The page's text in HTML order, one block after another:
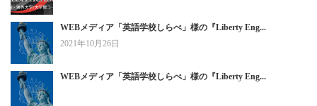
WEBメディア「英語学校しらべ」様の『Liberty Eng...
2021年10月26日
WEBメディア「英語学校しらべ」様の『Liberty Eng...